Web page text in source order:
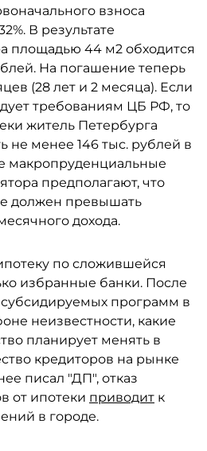
взноса
В результате
площадью 44 м2 обходится
На погашение теперь
(28 лет и 2 месяца). Если
требованиям ЦБ РФ, то
житель Петербурга
не менее 146 тыс. рублей в
макропруденциальные
предполагают, что
должен превышать
дохода.
по сложившейся
избранные банки. После
программ в
неизвестности, какие
планирует менять в
кредиторов на рынке
писал "ДП", отказ
от ипотеки приводит к
в городе.